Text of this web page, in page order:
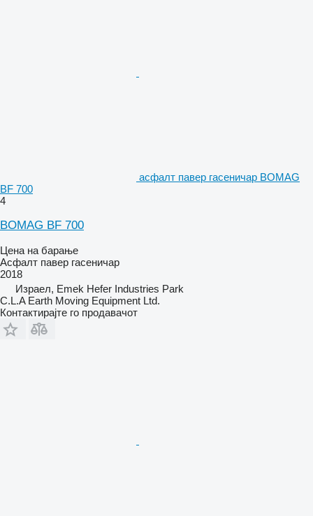
асфалт павер гасеничар BOMAG
BF 700
4
BOMAG BF 700
Цена на барање
Асфалт павер гасеничар
2018
Израел, Emek Hefer Industries Park
C.L.A Earth Moving Equipment Ltd.
Контактирајте го продавачот